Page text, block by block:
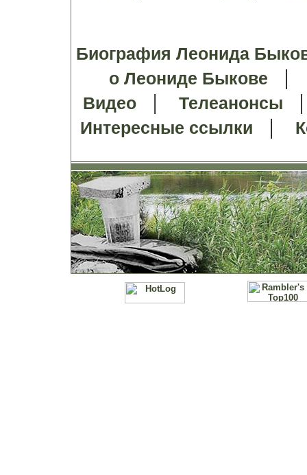
Биография Леонида
о Леониде Быкове
Видео| Телеанонсы
Интересные ссылки |